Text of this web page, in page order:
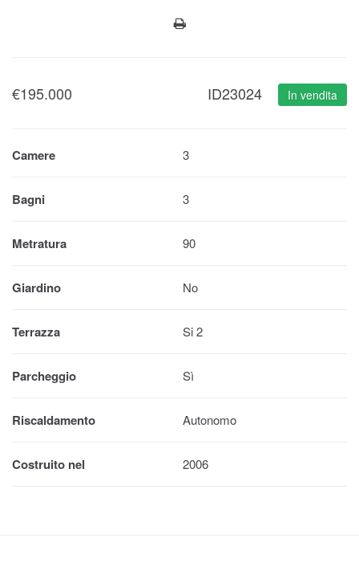
€195.000 ID23024 In vendita
Camere 3
Bagni 3
Metratura 90
Giardino No
Terrazza Si 2
Parcheggio Sì
Riscaldamento Autonomo
Costruito nel 2006